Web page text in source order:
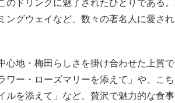
ドリンクに魅了されたひとりである
ングウェイなど、数々の著名人に愛さ
地・梅田らしさを掛け合わせた上質
ワー・ローズマリーを添えて」や、こ
を添えて」など、贅沢で魅力的な食事